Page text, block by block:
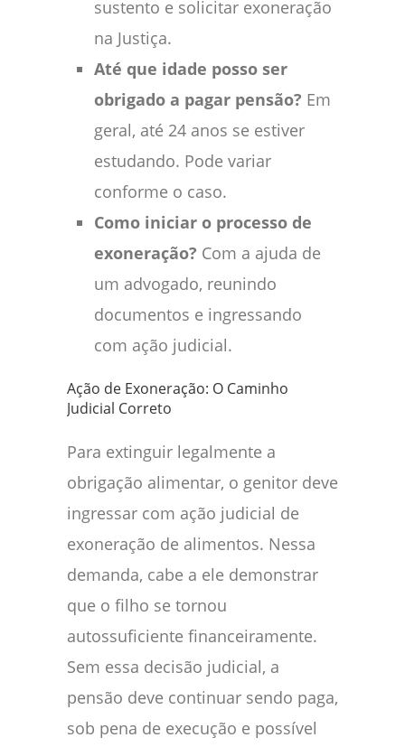
sustento e solicitar exoneração
na Justiça.
Até que idade posso ser
obrigado a pagar pensão? Em
geral, até 24 anos se estiver
estudando. Pode variar
conforme o caso.
Como iniciar o processo de
exoneração? Com a ajuda de
um advogado, reunindo
documentos e ingressando
com ação judicial.
Ação de Exoneração: O Caminho
Judicial Correto
Para extinguir legalmente a
obrigação alimentar, o genitor deve
ingressar com ação judicial de
exoneração de alimentos. Nessa
demanda, cabe a ele demonstrar
que o filho se tornou
autossuficiente financeiramente.
Sem essa decisão judicial, a
pensão deve continuar sendo paga,
sob pena de execução e possível